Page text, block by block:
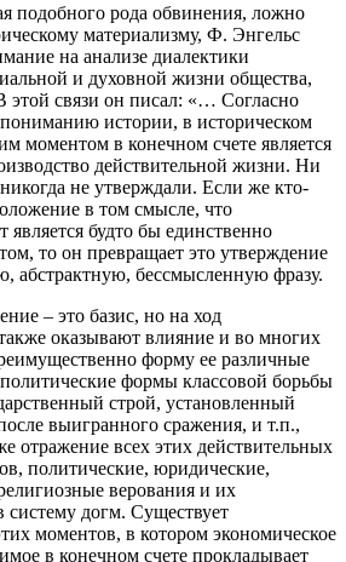
подобного рода обвинения, ложно
материализму, Ф. Энгельс
на анализе диалектики
и духовной жизни общества,
этой связи он писал: «… Согласно
истории, в историческом
моментом в конечном счете является
действительной жизни. Ни
не утверждали. Если же кто-
в том смысле, что
будто бы единственно
то он превращает это утверждение
абстрактную, бессмысленную фразу.
– это базис, но на ход
оказывают влияние и во многих
форму ее различные
формы классовой борьбы
строй, установленный
выигранного сражения, и т.п.,
отражение всех этих действительных
политические, юридические,
верования и их
систему догм. Существует
моментов, в котором экономическое
в конечном счете прокладывает